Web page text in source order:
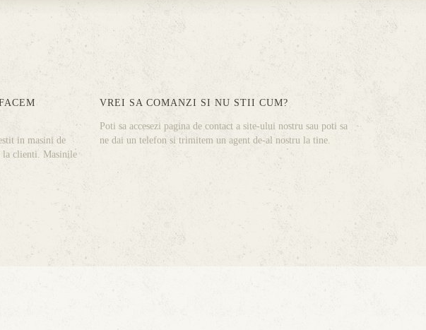
in masini de
la clienti. Masinile
VREI SA COMANZI SI NU STII CUM?
Poti sa accesezi pagina de contact a site-ului nostru sau poti sa
ne dai un telefon si trimitem un agent de-al nostru la tine.